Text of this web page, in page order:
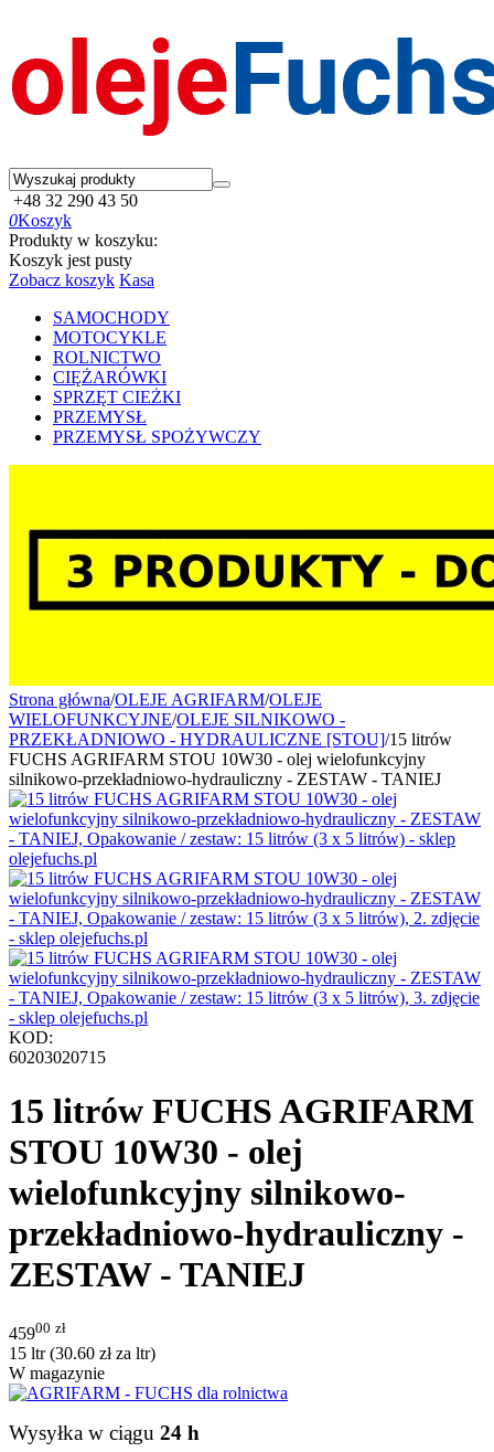
+48 32 290 43 50
0Koszyk
Produkty w koszyku:
Koszyk jest pusty
Zobacz koszyk Kasa
SAMOCHODY
MOTOCYKLE
ROLNICTWO
CIĘŻARÓWKI
SPRZĘT CIEŻKI
PRZEMYSŁ
PRZEMYSŁ SPOŻYWCZY
Strona główna/OLEJE AGRIFARM/OLEJE
WIELOFUNKCYJNE/OLEJE SILNIKOWO -
PRZEKŁADNIOWO - HYDRAULICZNE [STOU]/15 litrów
FUCHS AGRIFARM STOU 10W30 - olej wielofunkcyjny
silnikowo-przekładniowo-hydrauliczny - ZESTAW - TANIEJ
KOD:
60203020715
15 litrów FUCHS AGRIFARM
STOU 10W30 - olej
wielofunkcyjny silnikowo-
przekładniowo-hydrauliczny -
ZESTAW - TANIEJ
45900 zł
15 ltr (30.60 złza ltr)
W magazynie
Wysyłka w ciągu 24 h